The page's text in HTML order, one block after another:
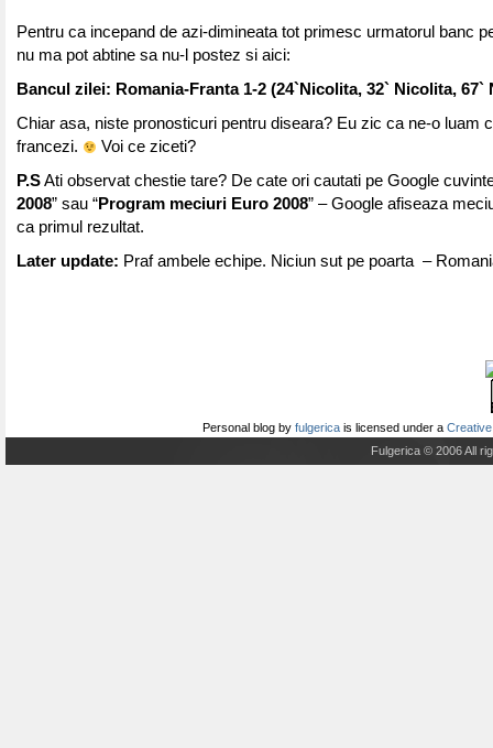
Pentru ca incepand de azi-dimineata tot primesc urmatorul banc
nu ma pot abtine sa nu-l postez si aici:
Bancul zilei: Romania-Franta 1-2 (24`Nicolita, 32` Nicolita, 67`
Chiar asa, niste pronosticuri pentru diseara? Eu zic ca ne-o luam
francezi.
Voi ce ziceti?
P.SAti observat chestie tare? De cate ori cautati pe Google
2008” sau “Program meciuri Euro 2008” – Google afiseaza
ca primul rezultat.
Later update: Praf ambele echipe. Niciun sut pe poarta –
Personal blog by fulgerica is licensed under a
Fulgerica © 2006 All